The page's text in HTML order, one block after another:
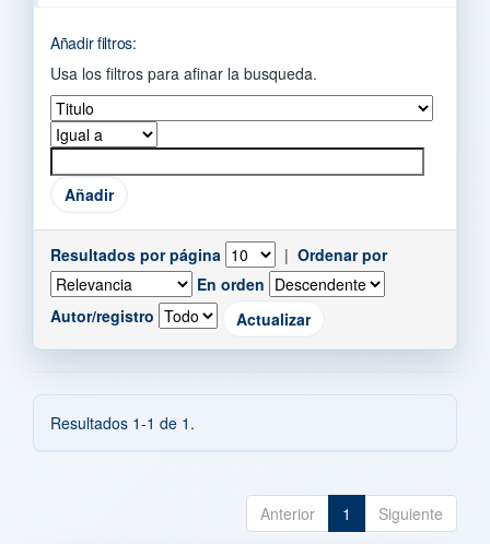
Añadir filtros:
Usa los filtros para afinar la busqueda.
Resultados por página | Ordenar por
En orden
Autor/registro
Resultados 1-1 de 1.
Anterior 1 Siguiente